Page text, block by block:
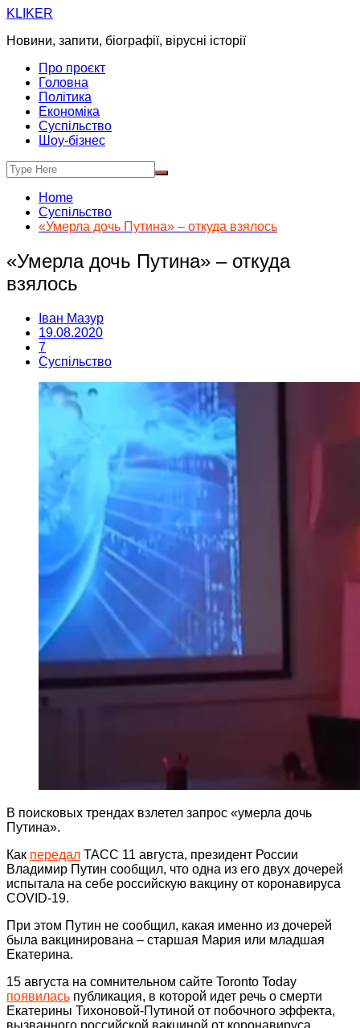
Skip
content
KLIKER
Новини, запити, біографії, вірусні історії
Про проєкт
Головна
Політика
Економіка
Суспільство
Шоу-бізнес
Home
Суспільство
«Умерла дочь Путина» – откуда взялось
«Умерла дочь Путина» – откуда
взялось
Іван Мазур
19.08.2020
7
Суспільство
В поисковых трендах взлетел запрос «умерла дочь
Путина».
Как передал ТАСС 11 августа, президент России
Владимир Путин сообщил, что одна из его двух дочерей
испытала на себе российскую вакцину от коронавируса
COVID-19.
При этом Путин не сообщил, какая именно из дочерей
была вакцинирована – старшая Мария или младшая
Екатерина.
15 августа на сомнительном сайте Toronto Today
появилась публикация, в которой идет речь о смерти
Екатерины Тихоновой-Путиной от побочного эффекта,
вызванного российской вакциной от коронавируса